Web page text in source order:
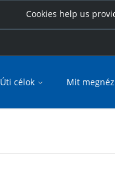
Cookies help us
Úti célok Mit